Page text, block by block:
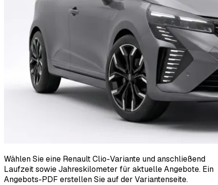
Wählen Sie eine Renault Clio-Variante und anschließend
Laufzeit sowie Jahreskilometer für aktuelle Angebote. Ein
Angebots-PDF erstellen Sie auf der Variantenseite.